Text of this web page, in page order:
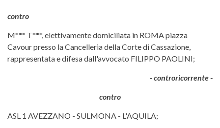
contro
M*** T***, elettivamente domiciliata in ROMA piazza
Cavour presso la Cancelleria della Corte di Cassazione,
rappresentata e difesa dall'avvocato FILIPPO PAOLINI;
- controricorrente -
contro
ASL 1 AVEZZANO - SULMONA - L'AQUILA;